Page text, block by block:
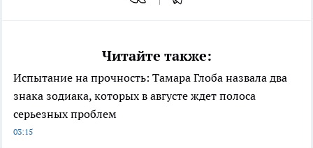
Читайте также:
Испытание на прочность: Тамара Глоба назвала два
знака зодиака, которых в августе ждет полоса
серьезных проблем
03:15